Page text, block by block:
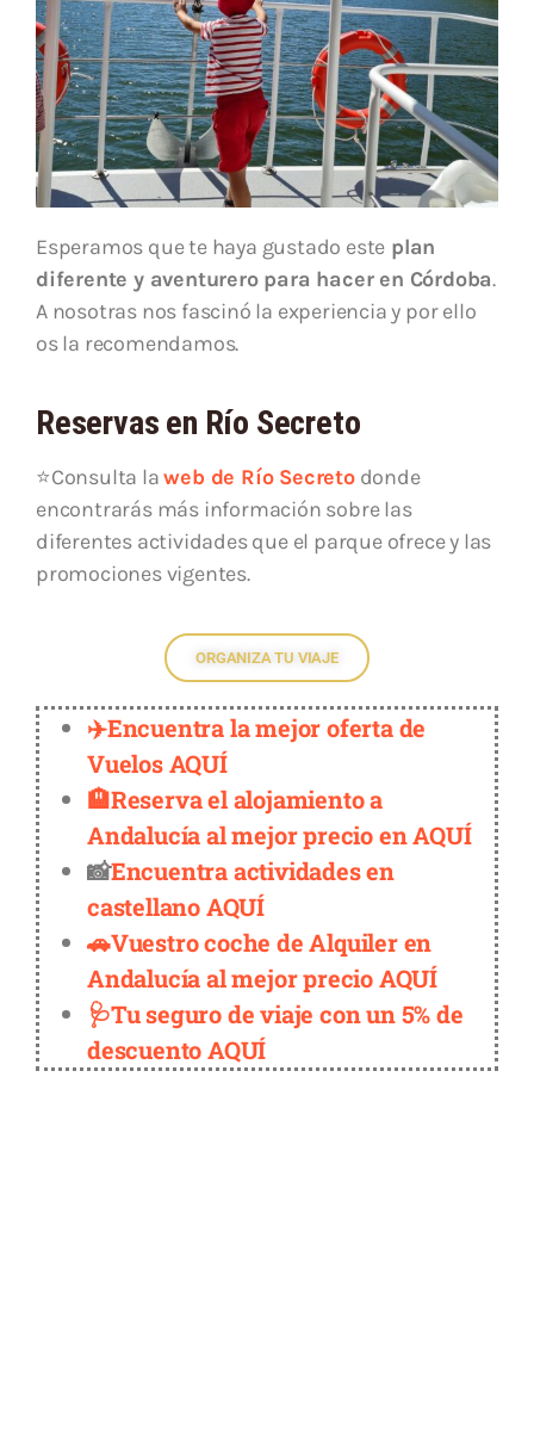
Esperamos que te haya gustado este plan
diferente y aventurero para hacer en Córdoba.
A nosotras nos fascinó la experiencia y por ello
os la recomendamos.
Reservas en Río Secreto
⭐Consulta laweb de Río Secretodonde
encontrarás más información sobre las
diferentes actividades que el parque ofrece y las
promociones vigentes.
ORGANIZA TU VIAJE
✈️Encuentra la mejor oferta de
Vuelos AQUÍ
🏨Reserva el alojamiento a
Andalucía al mejor precio en AQUÍ
📸Encuentra actividades en
castellano AQUÍ
🚗Vuestro coche de Alquiler en
Andalucía al mejor precio AQUÍ
🩺Tu seguro de viaje con un 5% de
descuento AQUÍ